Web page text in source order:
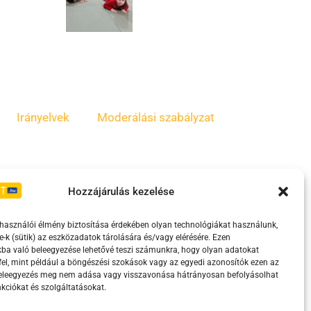
Hozzájárulás kezelése
élmény biztosítása érdekében olyan technológiákat használunk,
k (sütik) az eszközadatok tárolására és/vagy elérésére. Ezen
való beleegyezése lehetővé teszi számunkra, hogy olyan adatokat
mint például a böngészési szokások vagy az egyedi azonosítók ezen az
meg nem adása vagy visszavonása hátrányosan befolyásolhat
és szolgáltatásokat.
Irányelvek Moderálási szabályzat
támogatja.